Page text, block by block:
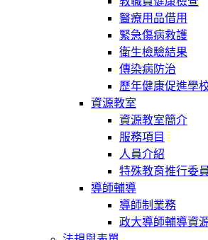
醫療用品借用
緊急傷病救護
衛生檢驗結果
傳染病防治
歷年健康促進學
資源教室
資源教室簡介
服務項目
人員介紹
特殊教育推行委
導師輔導
導師制業務
政大導師輔導資